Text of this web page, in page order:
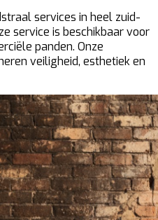
services in heel zuid-
service is beschikbaar voor
panden. Onze
veiligheid, esthetiek en